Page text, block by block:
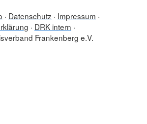
Datenschutz
Impressum
DRK intern
Frankenberg e.V.